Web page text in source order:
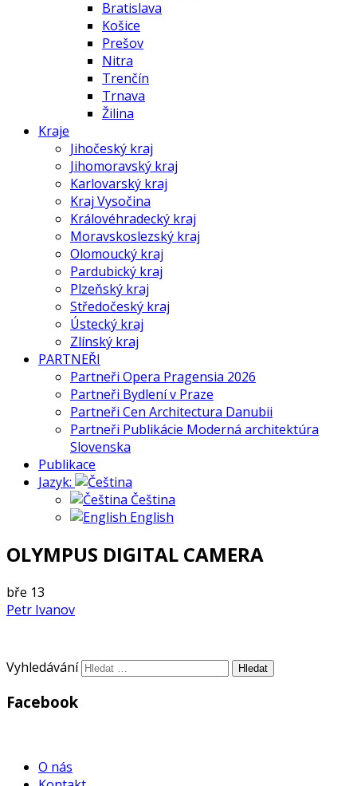
Bratislava
Košice
Prešov
Nitra
Trenčín
Trnava
Žilina
Kraje
Jihočeský kraj
Jihomoravský kraj
Karlovarský kraj
Kraj Vysočina
Královéhradecký kraj
Moravskoslezský kraj
Olomoucký kraj
Pardubický kraj
Plzeňský kraj
Středočeský kraj
Ústecký kraj
Zlínský kraj
PARTNEŘI
Partneři Opera Pragensia 2026
Partneři Bydlení v Praze
Partneři Cen Architectura Danubii
Partneři Publikácie Moderná architektúra
Slovenska
Publikace
Jazyk:
Čeština
English
OLYMPUS DIGITAL CAMERA
bře 13
Petr Ivanov
Vyhledávání
Facebook
O nás